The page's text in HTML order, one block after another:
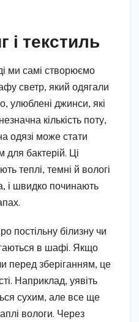
і текстиль
ми самі створюємо
светр, який одягали
улюблені джинси, які
кількість поту,
одязі може стати
бактерій. Ці
теплі, темні й вологі
і швидко починають
постільну білизну чи
в шафі. Якщо
перед зберіганням, це
Наприклад, уявіть
сухим, але все ще
вологи. Через